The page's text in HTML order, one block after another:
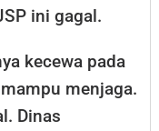
ini gagal.
kecewa pada
menjaga.
Dinas